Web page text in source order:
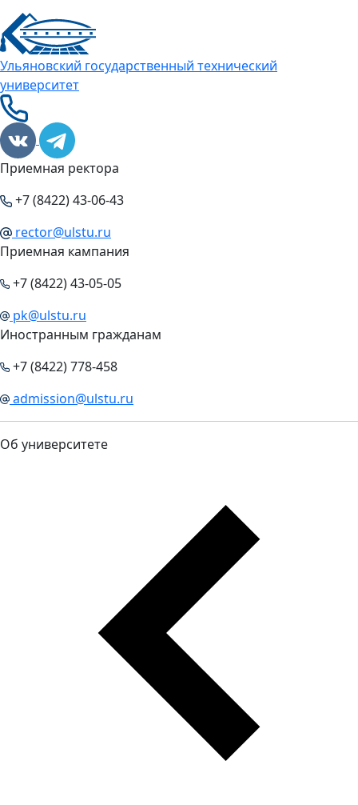
Ульяновский государственный технический
университет
Приемная ректора
+7 (8422) 43-06-43
rector@ulstu.ru
Приемная кампания
+7 (8422) 43-05-05
pk@ulstu.ru
Иностранным гражданам
+7 (8422) 778-458
admission@ulstu.ru
Об университете